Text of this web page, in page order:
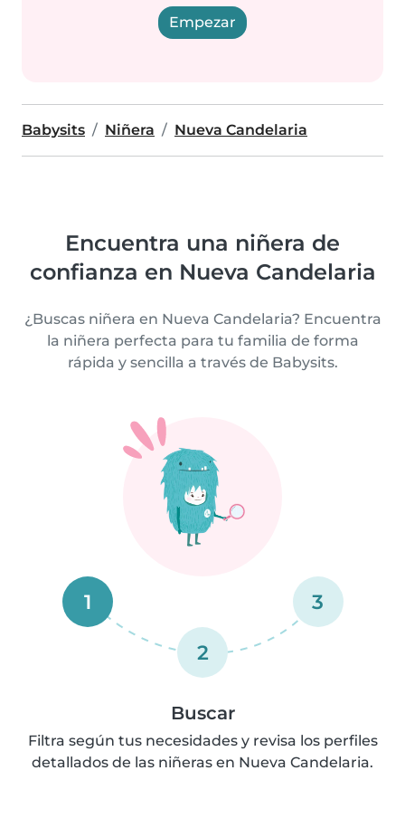
Empezar
Babysits Niñera Nueva Candelaria
Encuentra una niñera de
confianza en Nueva Candelaria
¿Buscas niñera en Nueva Candelaria? Encuentra
la niñera perfecta para tu familia de forma
rápida y sencilla a través de Babysits.
1
2
3
Buscar
Filtra según tus necesidades y revisa los perfiles
detallados de las niñeras en Nueva Candelaria.